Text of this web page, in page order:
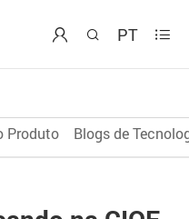
  PT 
Produto Blogs de